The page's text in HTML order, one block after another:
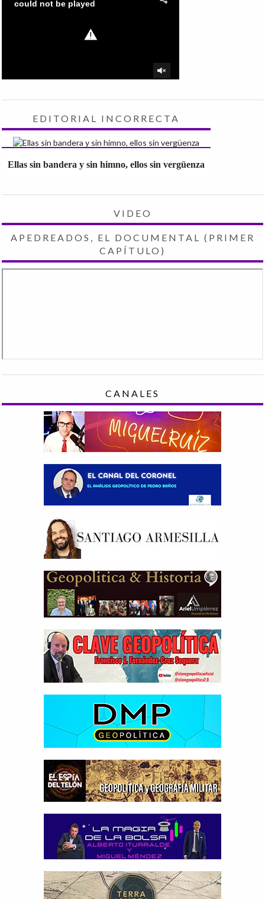
EDITORIAL INCORRECTA
Ellas sin bandera y sin himno, ellos sin vergüenza
VIDEO
APEDREADOS, EL DOCUMENTAL (PRIMER
CAPÍTULO)
CANALES